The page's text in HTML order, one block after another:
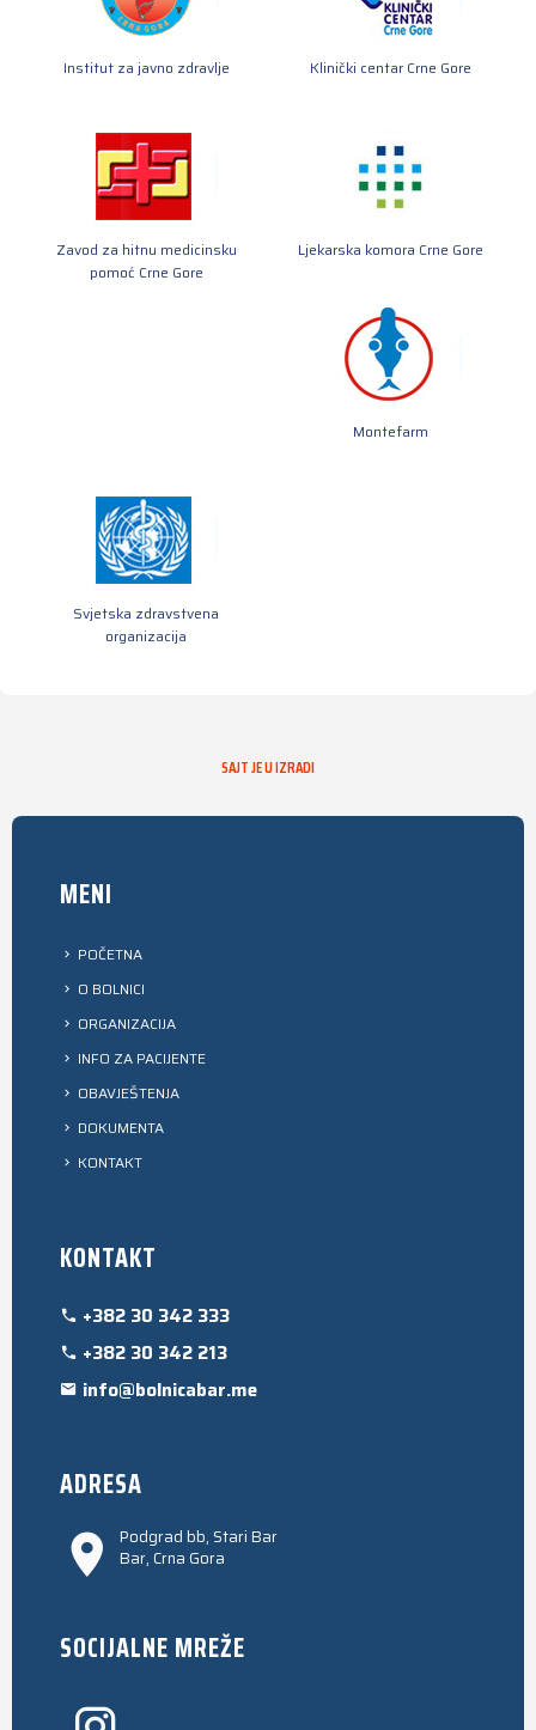
Institut za javno zdravlje Klinički centar Crne Gore
Zavod za hitnu medicinsku
pomoć Crne Gore
Ljekarska komora Crne Gore
Montefarm
Svjetska zdravstvena
organizacija
SAJT JE U IZRADI
MENI
POČETNA
O BOLNICI
ORGANIZACIJA
INFO ZA PACIJENTE
OBAVJEŠTENJA
DOKUMENTA
KONTAKT
KONTAKT
+382 30 342 333
+382 30 342 213
info@bolnicabar.me
ADRESA
Podgrad bb, Stari Bar
Bar, Crna Gora
SOCIJALNE MREŽE